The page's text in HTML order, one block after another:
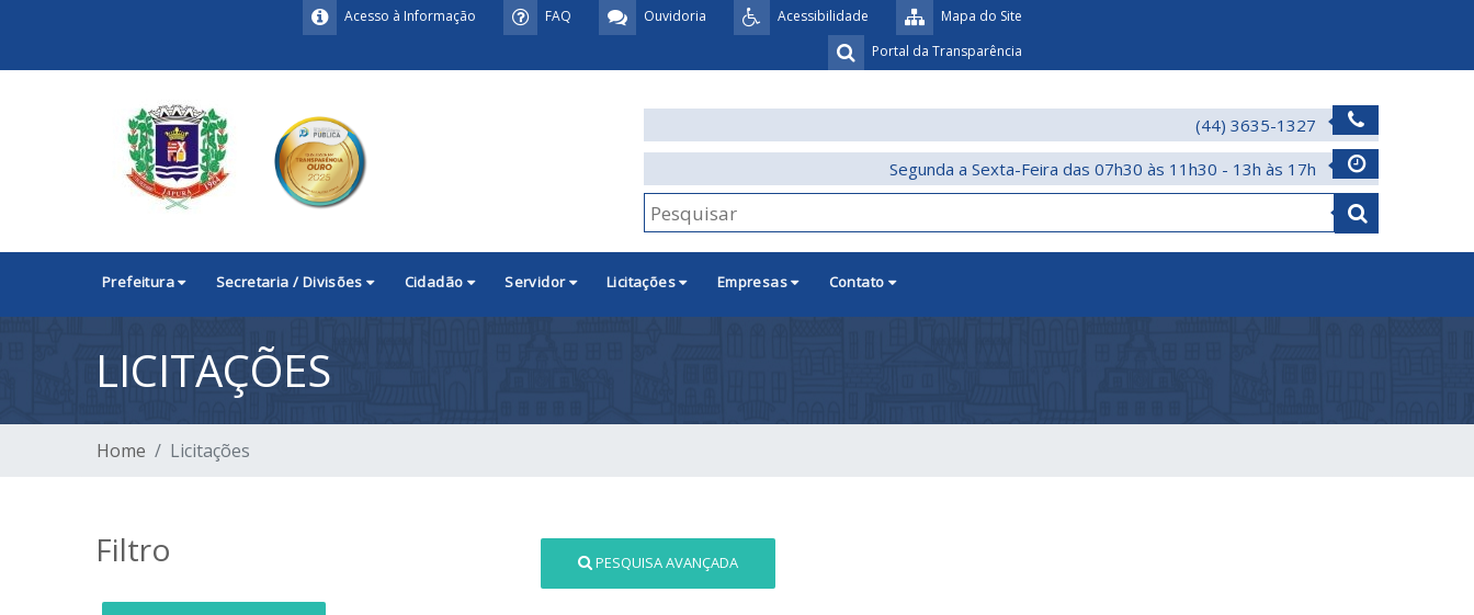
Mapa do Site
Acessibilidade
Ouvidoria
FAQ
Acesso à Informação
Portal da Transparência
(44) 3635-1327
Segunda a Sexta-Feira das 07h30 às 11h30 - 13h às 17h
Prefeitura Secretaria / Divisões Cidadão Servidor Licitações Empresas Contato
LICITAÇÕES
Home Licitações
Filtro PESQUISA AVANÇADA